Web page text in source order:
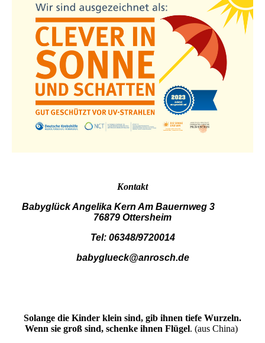
Kontakt
Babyglück Angelika Kern Am Bauernweg 3
76879 Ottersheim
Tel: 06348/9720014
babyglueck@anrosch.de
Solange die Kinder klein sind, gib ihnen tiefe Wurzeln.
Wenn sie groß sind, schenke ihnen Flügel. (aus China)